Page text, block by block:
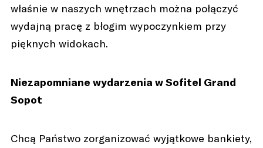
właśnie w naszych wnętrzach można połączyć
wydajną pracę z błogim wypoczynkiem przy
pięknych widokach.
Niezapomniane wydarzenia w Sofitel Grand
Sopot
Chcą Państwo zorganizować wyjątkowe bankiety,